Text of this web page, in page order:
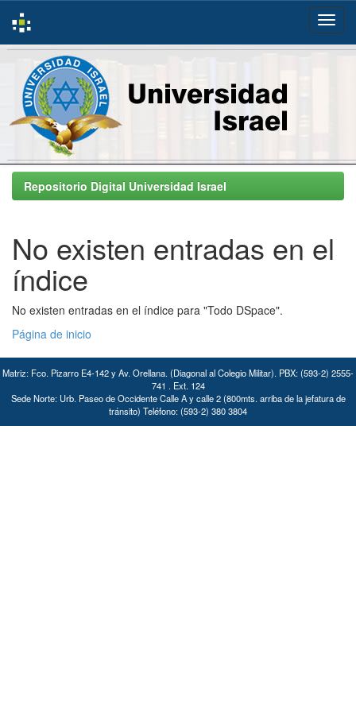
Skip
navigationRepositorio Digital Universidad Israel
No existen entradas en el
índice
No existen entradas en el índice para "Todo DSpace".
Página de inicio
Matriz: Fco. Pizarro E4-142 y Av. Orellana. (Diagonal al Colegio Militar). PBX: (593-2) 2555-
741 . Ext. 124
Sede Norte: Urb. Paseo de Occidente Calle A y calle 2 (800mts. arriba de la jefatura de
tránsito) Teléfono: (593-2) 380 3804